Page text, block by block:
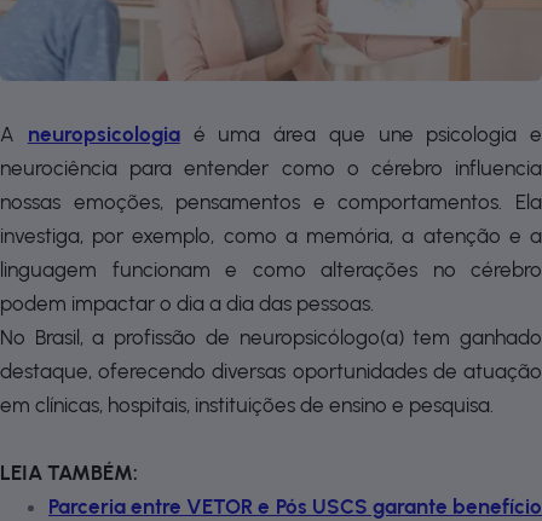
A neuropsicologia é uma área que une psicologia e
neurociência para entender como o cérebro influencia
nossas emoções, pensamentos e comportamentos. Ela
investiga, por exemplo, como a memória, a atenção e a
linguagem funcionam e como alterações no cérebro
podem impactar o dia a dia das pessoas.
No Brasil, a profissão de neuropsicólogo(a) tem ganhado
destaque, oferecendo diversas oportunidades de atuação
em clínicas, hospitais, instituições de ensino e pesquisa.
LEIA TAMBÉM:
Parceria entre VETOR e Pós USCS garante benefício